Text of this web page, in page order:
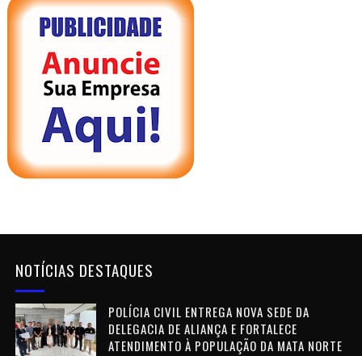
NOTÍCIAS DESTAQUES
POLÍCIA CIVIL ENTREGA NOVA SEDE DA
DELEGACIA DE ALIANÇA E FORTALECE
ATENDIMENTO À POPULAÇÃO DA MATA NORTE